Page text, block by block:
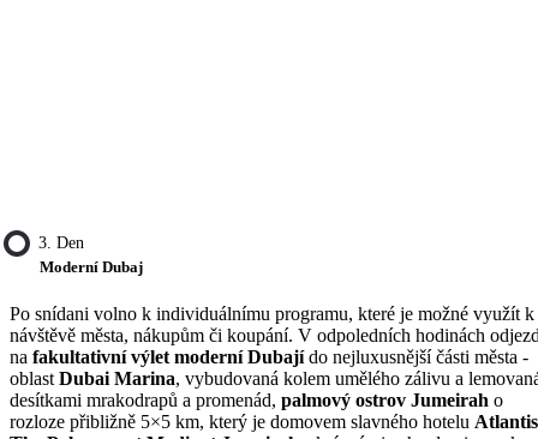
3. Den
Moderní Dubaj
Po snídani volno k individuálnímu programu, které je možné využít k
návštěvě města, nákupům či koupání. V odpoledních hodinách
na fakultativní výlet moderní Dubajído nejluxusnější části města -
oblast Dubai Marina, vybudovaná kolem umělého zálivu a
desítkami mrakodrapů a promenád, palmový ostrov Jumeirah o
rozloze přibližně 5×5 km, který je domovem slavného hotelu Atlantis